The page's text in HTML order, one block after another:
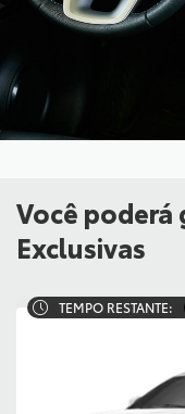
Você
Exclusivas
TEMPO RESTANTE: